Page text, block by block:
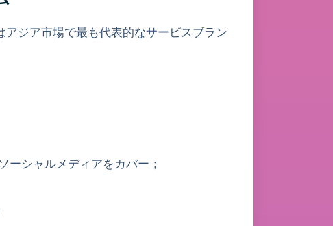
アジア市場で最も代表的なサービスブラン
シャルメディアをカバー；